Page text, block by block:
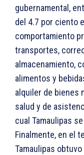
gubernamental,
del 4.7 por ciento
comportamiento
transportes,
almacenamiento,
alimentos y
alquiler de bienes
salud y de
cual Tamaulipas
Finalmente, en el
Tamaulipas